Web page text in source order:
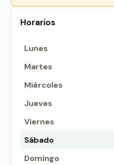
Horarios
Lunes
Martes
Miércoles
Jueves
Viernes
Sábado
Domingo